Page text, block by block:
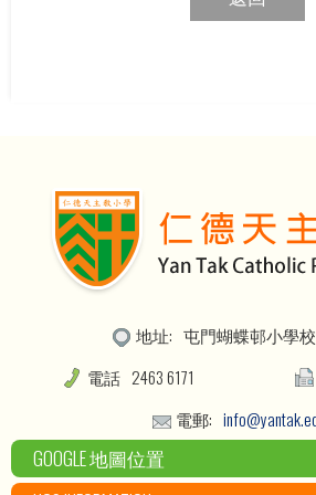
地址: 屯門蝴蝶邨小學
電話 2463 6171
電郵:
GOOGLE 地圖位置